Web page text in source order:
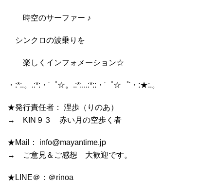
時空のサーファー ♪
シンクロの波乗りを
楽しくインフォメーション☆
・:*:.。.:*:・'゜☆。.:*:...:*::・'゜☆゜'・:★:.。
★発行責任者： 浬歩（りのあ）
→ KIN９３ 赤い月の空歩く者
★Mail： info@mayantime.jp
→ ご意見＆ご感想 大歓迎です。
★LINE＠：＠rinoa